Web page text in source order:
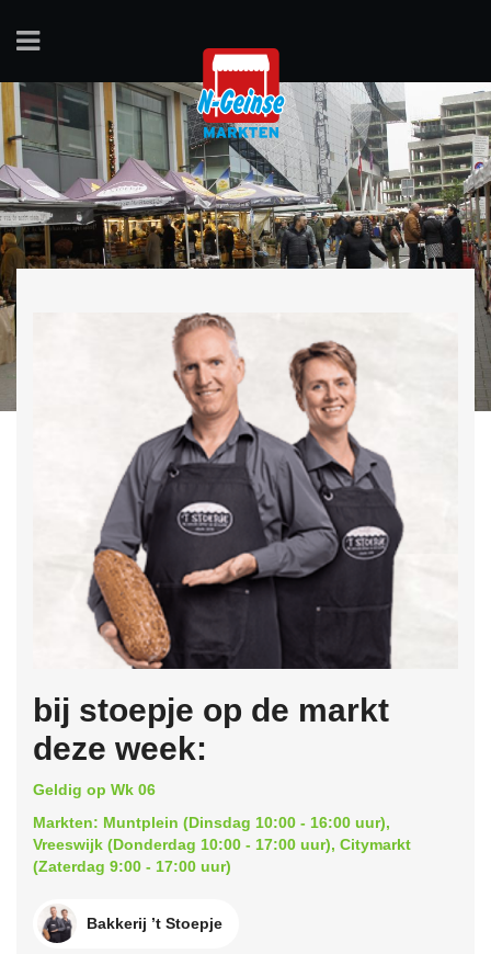
bij stoepje op de markt
deze week:
Geldig op Wk 06
Markten: Muntplein (Dinsdag 10:00 - 16:00 uur),
Vreeswijk (Donderdag 10:00 - 17:00 uur), Citymarkt
(Zaterdag 9:00 - 17:00 uur)
Bakkerij ’t Stoepje